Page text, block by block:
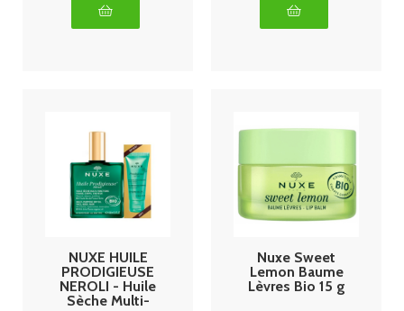
NUXE HUILE
PRODIGIEUSE
NEROLI - Huile
Sèche Multi-
Nuxe Sweet
Lemon Baume
Lèvres Bio 15 g